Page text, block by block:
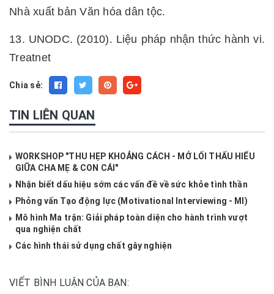
Nhà xuất bản Văn hóa dân tộc.
13. UNODC. (2010). Liệu pháp nhận thức hành vi.
Treatnet
Chia sẻ:
TIN LIÊN QUAN
WORKSHOP "THU HẸP KHOẢNG CÁCH - MỞ LỐI THẤU HIỂU
GIỮA CHA MẸ & CON CÁI"
Nhận biết dấu hiệu sớm các vấn đề về sức khỏe tình thần
Phỏng vấn Tạo động lực (Motivational Interviewing - MI)
Mô hình Ma trận: Giải pháp toàn diện cho hành trình vượt
qua nghiện chất
Các hình thái sử dụng chất gây nghiện
VIẾT BÌNH LUẬN CỦA BẠN: